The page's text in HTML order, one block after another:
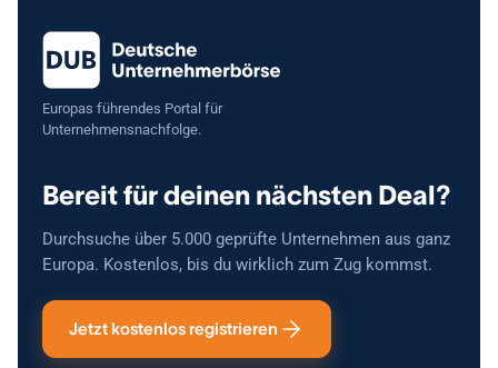
Europas führendes Portal für
Unternehmensnachfolge.
Bereit für deinen nächsten Deal?
Durchsuche über 5.000 geprüfte Unternehmen aus ganz
Europa. Kostenlos, bis du wirklich zum Zug kommst.
Jetzt kostenlos registrieren